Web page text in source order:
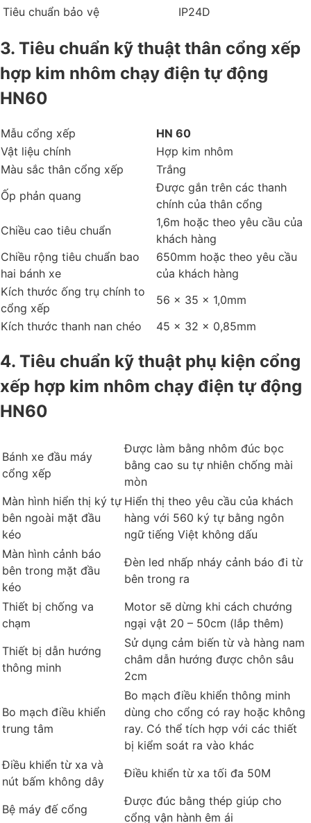
Tiêu chuẩn bảo vệ
IP24D
3. Tiêu chuẩn kỹ thuật thân cổng xếp
hợp kim nhôm chạy điện tự động
HN60
Mẫu cổng xếp
HN 60
Vật liệu chính
Hợp kim nhôm
Màu sắc thân cổng xếp
Trắng
Ốp phản quang
Được gắn trên các thanh
chính của thân cổng
Chiều cao tiêu chuẩn
1,6m hoặc theo yêu cầu của
khách hàng
Chiều rộng tiêu chuẩn bao
hai bánh xe
650mm hoặc theo yêu cầu
của khách hàng
Kích thước ống trụ chính to
cổng xếp
56 x 35 x 1,0mm
Kích thước thanh nan chéo
45 x 32 x 0,85mm
4. Tiêu chuẩn kỹ thuật phụ kiện cổng
xếp hợp kim nhôm chạy điện tự động
HN60
Bánh xe đầu máy
cổng xếp
Được làm bằng nhôm đúc bọc
bằng cao su tự nhiên chống mài
mòn
Màn hình hiển thị ký tự
bên ngoài mặt đầu
kéo
Hiển thị theo yêu cầu của khách
hàng với 560 ký tự bằng ngôn
ngữ tiếng Việt không dấu
Màn hình cảnh báo
bên trong mặt đầu
kéo
Đèn led nhấp nháy cảnh báo đi từ
bên trong ra
Thiết bị chống va
chạm
Motor sẽ dừng khi cách chướng
ngại vật 20 – 50cm (lắp thêm)
Thiết bị dẫn hướng
thông minh
Sử dụng cảm biến từ và hàng nam
châm dẫn hướng được chôn sâu
2cm
Bo mạch điều khiển
trung tâm
Bo mạch điều khiển thông minh
dùng cho cổng có ray hoặc không
ray. Có thể tích hợp với các thiết
bị kiểm soát ra vào khác
Điều khiển từ xa và
nút bấm không dây
Điều khiển từ xa tối đa 50M
Bệ máy đế cổng
Được đúc bằng thép giúp cho
cổng vận hành êm ái